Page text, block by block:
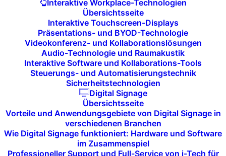
Interaktive Workplace-Technologien
Übersichtsseite
Interaktive Touchscreen-Displays
Präsentations- und BYOD-Technologie
Videokonferenz- und Kollaborationslösungen
Audio-Technologie und Raumakustik
Interaktive Software und Kollaborations-Tools
Steuerungs- und Automatisierungstechnik
Sicherheitstechnologien
Digital Signage
Übersichtsseite
Vorteile und Anwendungsgebiete von Digital Signage in
verschiedenen Branchen
Wie Digital Signage funktioniert: Hardware und Software
im Zusammenspiel
Professioneller Support und Full-Service von i-Tech für
Technologie-Innovationengezielt zu
nutzen, um Ihre Wettbewerbsfähigkeit zu
steigern und Ihre Geschäftsmodelle
zukunftssicher zu gestalten. Mit unserer
Technologie- und Trendberatung
identifizieren wir frühzeitig relevante
Technologien und entwickeln Strategien,
um deren Potenzial voll auszuschöpfen.